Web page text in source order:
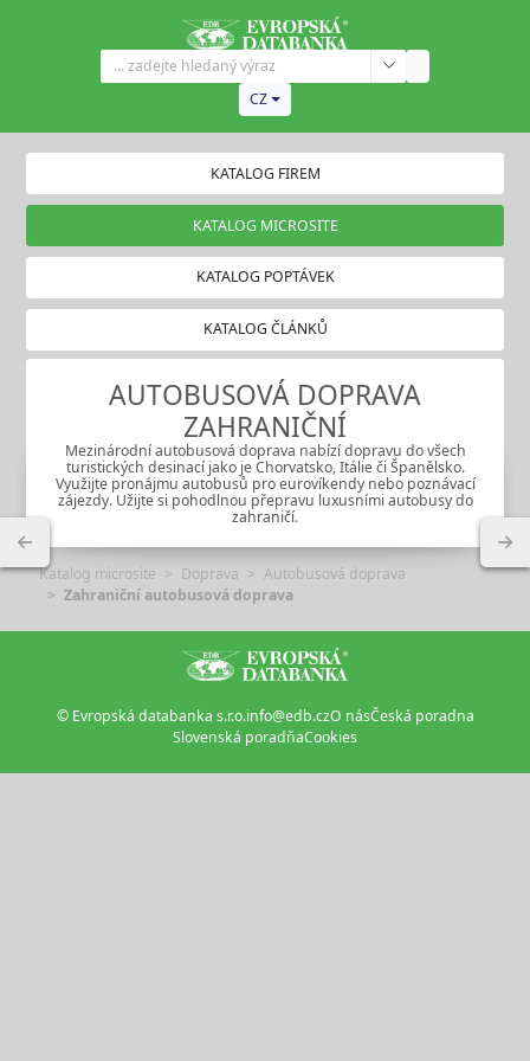
CZ
KATALOG FIREM
KATALOG MICROSITE
KATALOG POPTÁVEK
KATALOG ČLÁNKŮ
AUTOBUSOVÁ DOPRAVA
ZAHRANIČNÍ
Mezinárodní autobusová doprava nabízí dopravu do všech
turistických desinací jako je Chorvatsko, Itálie či Španělsko.
Využijte pronájmu autobusů pro eurovíkendy nebo poznávací
zájezdy. Užijte si pohodlnou přepravu luxusními autobusy do
zahraničí.
Katalog microsite Doprava
Autobusová doprava
Zahraniční autobusová doprava
© Evropská databanka s.r.o.info@edb.czO násČeská poradna
Slovenská poradňaCookies